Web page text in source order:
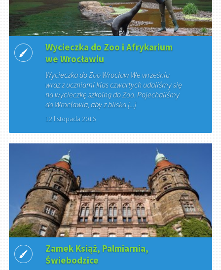
Wycieczka do Zoo i Afrykarium
we Wrocławiu
Wycieczka do Zoo Wrocław We wrześniu
wraz z uczniami klas czwartych udaliśmy się
na wycieczkę szkolną do Zoo. Pojechaliśmy
do Wrocławia, aby z bliska [...]
12 listopada 2016
Zamek Książ, Palmiarnia,
Świebodzice